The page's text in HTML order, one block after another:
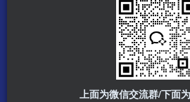
上面为微信交流群/下面